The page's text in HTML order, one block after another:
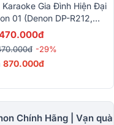
Karaoke Gia Đình Hiện Đại
01 (Denon DP-R212,
Pro DP-N1600,
-29%
870.000đ
Chính Hãng | Vạn quà